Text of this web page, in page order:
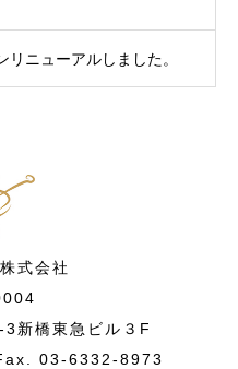
リニューアルしました。
式会社
新橋東急ビル３F
03-6332-8973